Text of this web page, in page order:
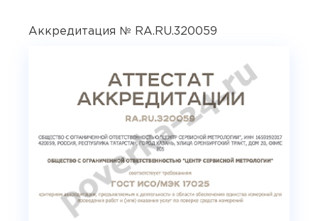
Аккредитация № RA.RU.320059